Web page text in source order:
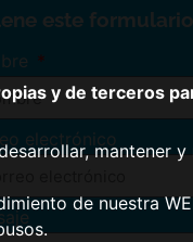
este
electrónico
y de terceros
mantener
de nuestra